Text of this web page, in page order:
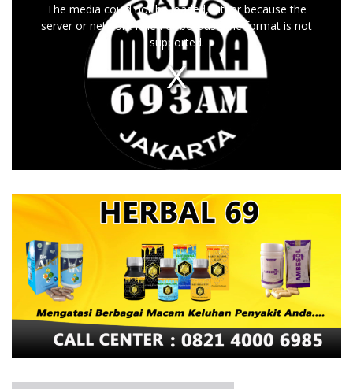
The media could not be loaded, either because the
server or network failed or because the format is not
supported.